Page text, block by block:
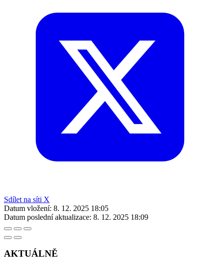
Sdílet na síti X
Datum vložení: 8. 12. 2025 18:05
Datum poslední aktualizace: 8. 12. 2025 18:09
AKTUÁLNĚ